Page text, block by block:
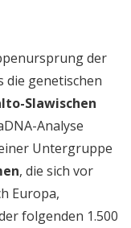
der
die genetischen
Slawischen
Analyse
Untergruppe
, die sich vor
Europa,
folgenden 1.500